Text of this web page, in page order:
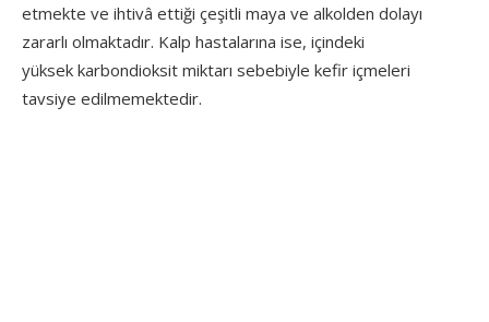
etmekte ve ihtivâ ettiği çeşitli maya ve alkolden dolayı
zararlı olmaktadır. Kalp hastalarına ise, içindeki
yüksek karbondioksit miktarı sebebiyle kefir içmeleri
tavsiye edilmemektedir.